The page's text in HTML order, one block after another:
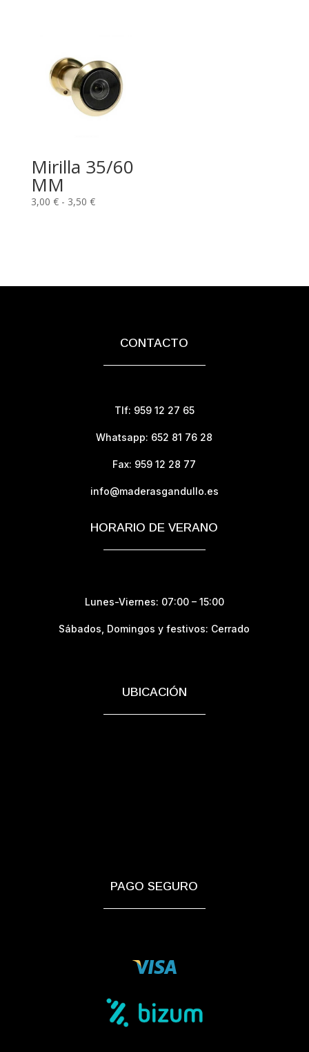
hasta
19,70 €
Mirilla 35/60
MM
3,00 € - 3,50 €Rango
CONTACTO
Tlf: 959 12 27 65
Whatsapp: 652 81 76 28
Fax: 959 12 28 77
info@maderasgandullo.es
HORARIO DE VERANO
Lunes-Viernes: 07:00 – 15:00
Sábados, Domingos y festivos: Cerrado
UBICACIÓN
PAGO SEGURO